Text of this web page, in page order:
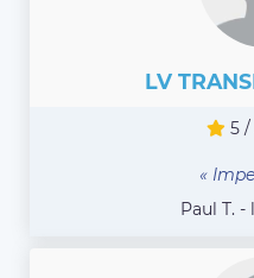
LV
5 /
«
Paul T. -